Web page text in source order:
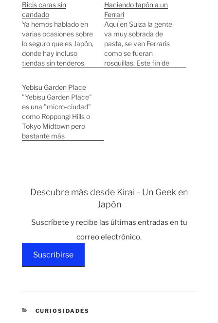
Bicis caras sin
candado
Ya hemos hablado en
varias ocasiones sobre
lo seguro que es Japón,
donde hay incluso
tiendas sin tenderos.
sin candado (o con el
candado colgando del
manillar). Muestro sólo
bicis "caras" porque
bicletas "normales" sin
ningún tipo de
decenas cada…
Haciendo tapón a un
Ferrari
Aquí en Suiza la gente
va muy sobrada de
pasta, se ven Ferraris
como se fueran
rosquillas. Este fin de
Yebisu Garden Place
"Yebisu Garden Place"
es una "micro-ciudad"
como Roppongi Hills o
Tokyo Midtown pero
bastante más
Beer (Hoy en día se
al mercado una…
Descubre más desde Kirai - Un Geek en
Japón
Suscríbete y recibe las últimas entradas en tu
correo electrónico.
Suscribirse
CATEGORÍAS
CURIOSIDADES